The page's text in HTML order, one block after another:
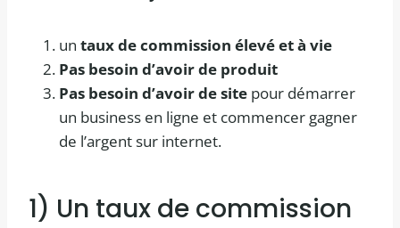
un taux de commission élevé et à vie
Pas besoin d’avoir de produit
Pas besoin d’avoir de site pour démarrer
un business en ligne et commencer gagner
de l’argent sur internet.
1) Un taux de commission